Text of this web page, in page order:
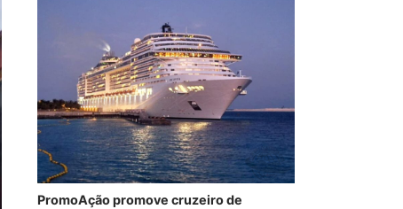
PromoAção promove cruzeiro de